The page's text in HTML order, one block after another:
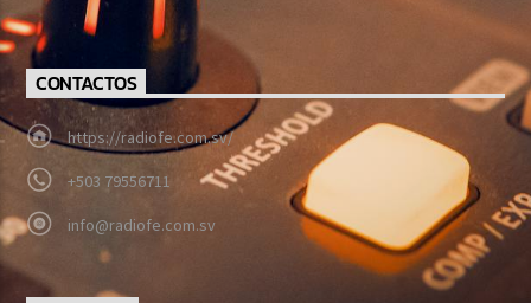
CONTACTOS
https://radiofe.com.sv/
+503 79556711
info@radiofe.com.sv